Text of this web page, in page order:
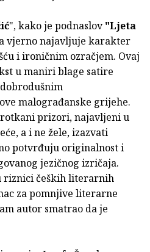
", kako je podnaslov"Ljeta
vjerno najavljuje karakter
i ironičnim ozračjem. Ovaj
u maniri blage satire
malograđanske grijehe.
prizori, najavljeni u
a i ne žele, izazvati
potvrđuju originalnost i
jezičnog izričaja.
riznici čeških literarnih
za pomnjive literarne
autor smatrao da je